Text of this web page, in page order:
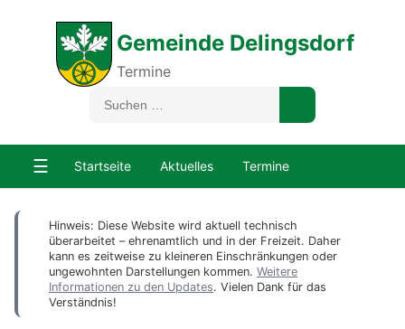
Gemeinde Delingsdorf
Termine
☰ Startseite Aktuelles Termine
Hinweis: Diese Website wird aktuell technisch
überarbeitet – ehrenamtlich und in der Freizeit. Daher
kann es zeitweise zu kleineren Einschränkungen oder
ungewohnten Darstellungen kommen. Weitere
Informationen zu den Updates. Vielen Dank für das
Verständnis!